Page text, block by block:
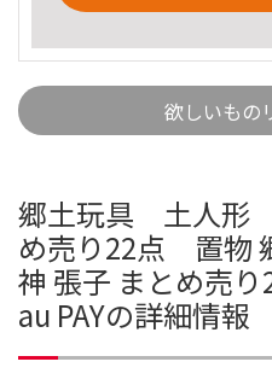
欲しいもの
郷土玩具 土人
め売り22点 置物
神 張子 まとめ売
au PAYの詳細情報